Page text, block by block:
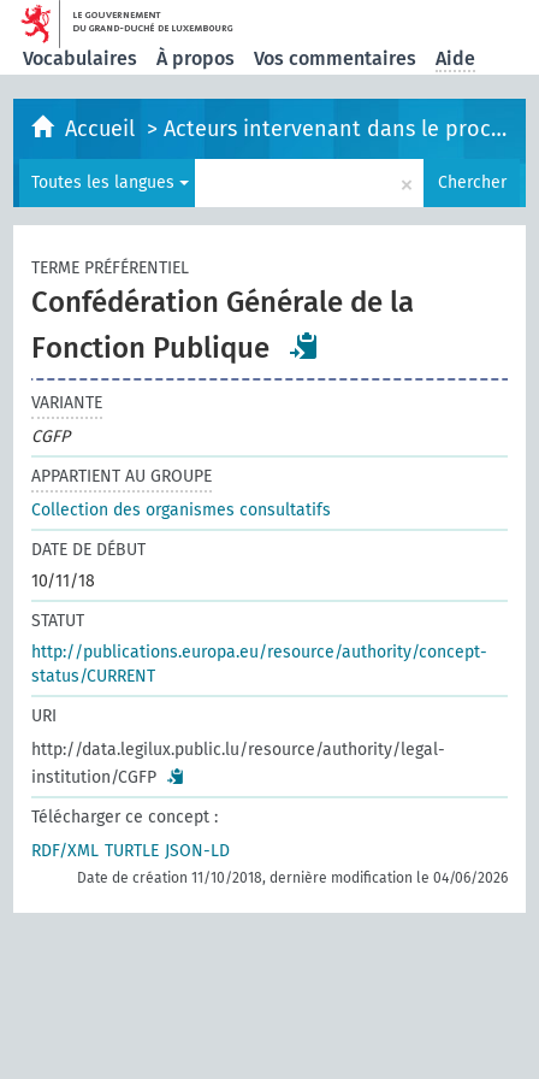
Vocabulaires À propos Vos commentaires Aide
Accueil >Acteurs intervenant dans le processus législatif
Toutes les langues × Chercher
TERME PRÉFÉRENTIEL
Confédération Générale de la
Fonction Publique
VARIANTE
CGFP
APPARTIENT AU GROUPE
Collection des organismes consultatifs
DATE DE DÉBUT
10/11/18
STATUT
http://publications.europa.eu/resource/authority/concept-
status/CURRENT
URI
http://data.legilux.public.lu/resource/authority/legal-
institution/CGFP
Télécharger ce concept :
RDF/XML TURTLE JSON-LD
Date de création 11/10/2018, dernière modification le 04/06/2026